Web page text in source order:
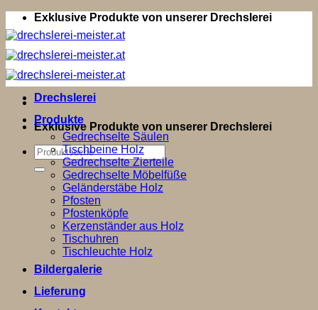
Zum
Inhalt
springen
Exklusive Produkte von unserer Drechslerei
Exklusive Produkte von unserer Drechslerei
Suchen
nach:
Drechslerei
Produkte
Gedrechselte Säulen
Tischbeine Holz
Gedrechselte Zierteile
Gedrechselte Möbelfüße
Geländerstäbe Holz
Pfosten
Pfostenköpfe
Kerzenständer aus Holz
Tischuhren
Tischleuchte Holz
Bildergalerie
Lieferung